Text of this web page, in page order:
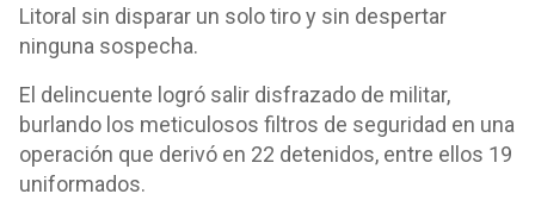
Litoral sin disparar un solo tiro y sin despertar
ninguna sospecha.
El delincuente logró salir disfrazado de militar,
burlando los meticulosos filtros de seguridad en una
operación que derivó en 22 detenidos, entre ellos 19
uniformados.